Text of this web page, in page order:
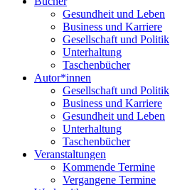
Gesundheit und Leben
Business und Karriere
Gesellschaft und Politik
Unterhaltung
Taschenbücher
Autor*innen
Gesellschaft und Politik
Business und Karriere
Gesundheit und Leben
Unterhaltung
Taschenbücher
Veranstaltungen
Kommende Termine
Vergangene Termine